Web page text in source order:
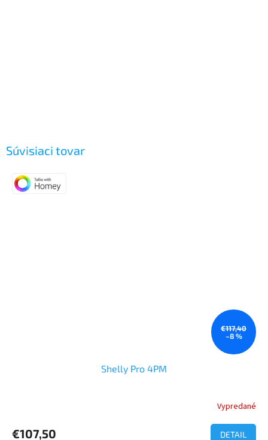
Súvisiaci tovar
€117,40
–8 %
Shelly Pro 4PM
produktu
Vypredané
€107,50 DETAIL